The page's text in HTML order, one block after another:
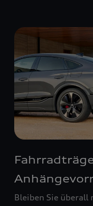
Bleiben Sie überall